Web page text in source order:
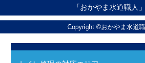
「おかやま水道職人」
Copyright ©おかやま水道